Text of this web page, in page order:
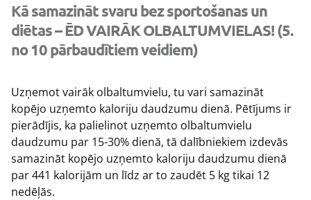
Kā samazināt svaru bez sportošanas un
diētas – ĒD VAIRĀK OLBALTUMVIELAS! (5.
no 10 pārbaudītiem veidiem)
Uzņemot vairāk olbaltumvielu, tu vari samazināt
kopējo uzņemto kaloriju daudzumu dienā. Pētījums ir
pierādījis, ka palielinot uzņemto olbaltumvielu
daudzumu par 15-30% dienā, tā dalībniekiem izdevās
samazināt kopējo uzņemto kaloriju daudzumu dienā
par 441 kalorijām un līdz ar to zaudēt 5 kg tikai 12
nedēļās.